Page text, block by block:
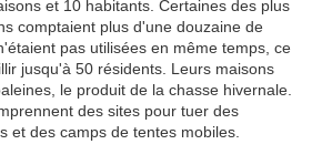
et 10 habitants. Certaines des plus
comptaient plus d'une douzaine de
pas utilisées en même temps, ce
jusqu'à 50 résidents. Leurs maisons
le produit de la chasse hivernale.
des sites pour tuer des
et des camps de tentes mobiles.